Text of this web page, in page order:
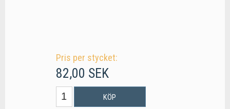
Pris per stycket:
82,00 SEK
KÖP